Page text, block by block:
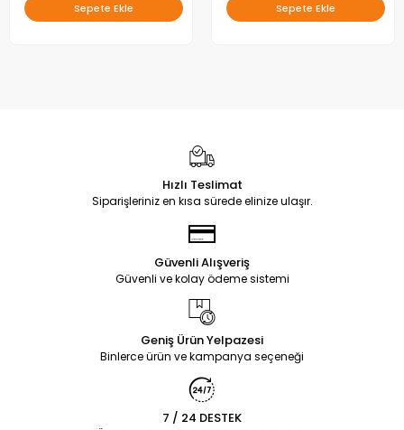
Sepete Ekle Sepete Ekle
Hızlı Teslimat
Siparişleriniz en kısa sürede elinize ulaşır.
Güvenli Alışveriş
Güvenli ve kolay ödeme sistemi
Geniş Ürün Yelpazesi
Binlerce ürün ve kampanya seçeneği
7 / 24 DESTEK